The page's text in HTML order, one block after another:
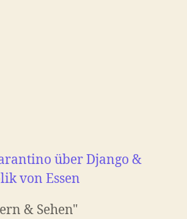
über Django &
von Essen
& Sehen"